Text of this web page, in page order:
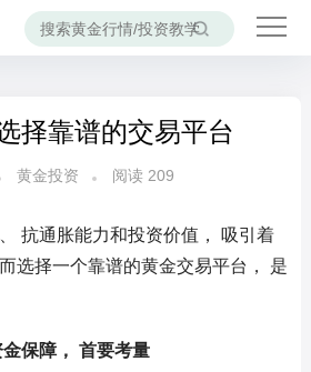
择靠谱的交易平台
黄金投资 阅读 209
抗通胀能力和投资价值， 吸引着
选择一个靠谱的黄金交易平台， 是
保障， 首要考量